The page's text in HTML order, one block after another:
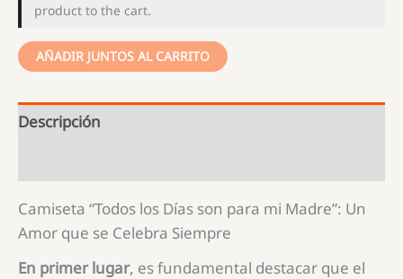
product to the cart.
AÑADIR JUNTOS AL CARRITO
Descripción
Camiseta “Todos los Días son para mi Madre”: Un
Amor que se Celebra Siempre
En primer lugar, es fundamental destacar que el